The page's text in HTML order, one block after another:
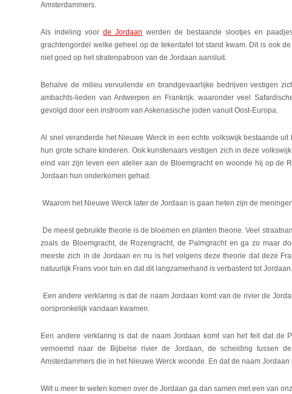
Amsterdammers.
Als indeling voorde Jordaan werden de bestaande slootjes en
grachtengordel welke geheel op de tekentafel tot stand kwam. Dit is ook
niet goed op het stratenpatroon van de Jordaan aansluit.
Behalve de milieu vervuilende en brandgevaarlijke bedrijven vestigen
ambachts-lieden van Antwerpen en Frankrijk. waaronder veel
gevolgd door een instroom van Askenasische joden vanuit Oost-Europa.
Al snel veranderde het Nieuwe Werck in een echte volkswijk bestaande
hun grote schare kinderen. Ook kunstenaars vestigen zich in deze
eind van zijn leven een atelier aan de Bloemgracht en woonde hij op de
Jordaan hun onderkomen gehad.
Waarom het Nieuwe Werck later de Jordaan is gaan heten zijn de
De meest gebruikte theorie is de bloemen en planten theorie. Veel
zoals de Bloemgracht, de Rozengracht, de Palmgracht en ga zo maar
meeste zich in de Jordaan en nu is het volgens deze theorie dat deze
natuurlijk Frans voor tuin en dat dit langzamerhand is verbasterd tot Jordaan.
Een andere verklaring is dat de naam Jordaan komt van de rivier de
oorspronkelijk vandaan kwamen.
Een andere verklaring is dat de naam Jordaan komt van het feit dat de
vernoemd naar de Bijbelse rivier de Jordaan, de scheiding tussen
Amsterdammers die in het Nieuwe Werck woonde. En dat de naam
Wilt u meer te weten komen over de Jordaan ga dan samen met een van